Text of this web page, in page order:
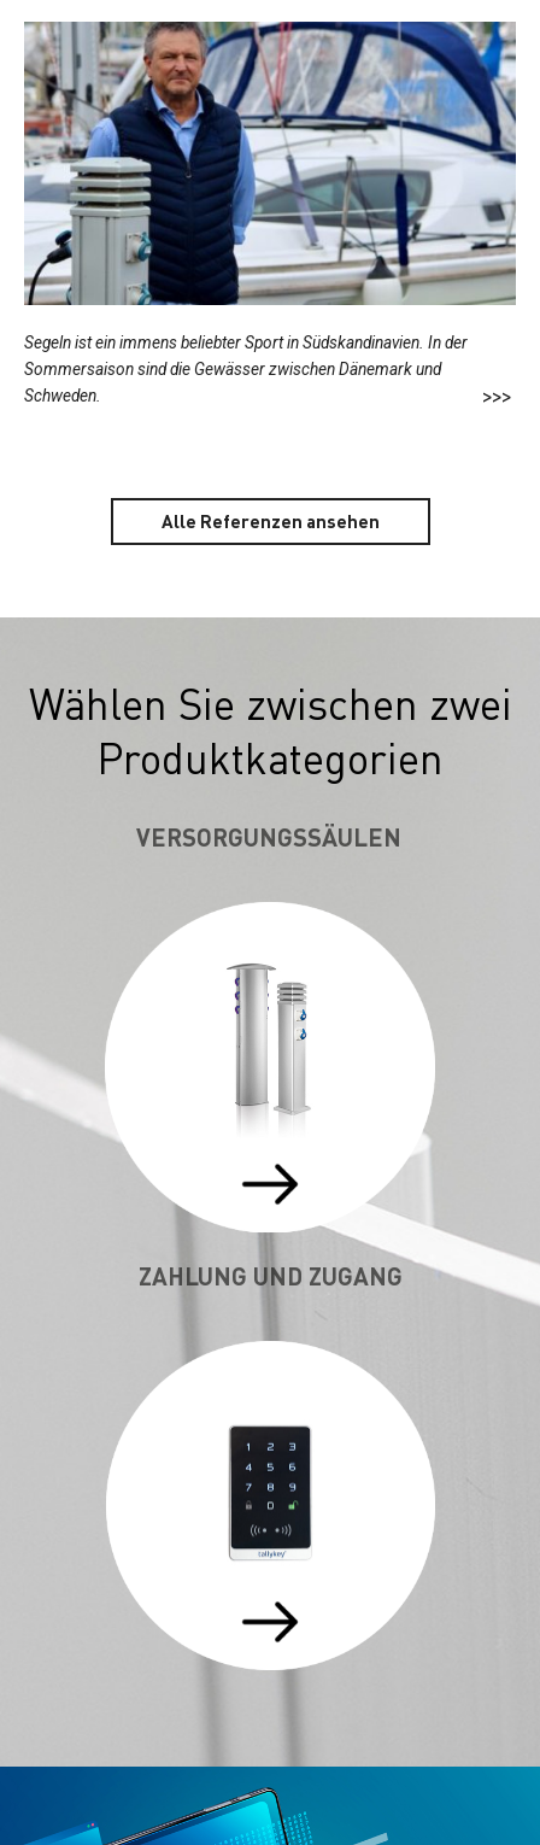
Segeln ist ein immens beliebter Sport in Südskandinavien. In der
Sommersaison sind die Gewässer zwischen Dänemark und
Schweden.
>>>
Alle Referenzen ansehen
Wählen Sie zwischen zwei
Produktkategorien
VERSORGUNGSSÄULEN
ZAHLUNG UND ZUGANG